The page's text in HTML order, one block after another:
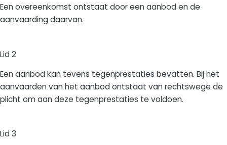
Een overeenkomst ontstaat door een aanbod en de
aanvaarding daarvan.
Lid 2
Een aanbod kan tevens tegenprestaties bevatten. Bij het
aanvaarden van het aanbod ontstaat van rechtswege de
plicht om aan deze tegenprestaties te voldoen.
Lid 3